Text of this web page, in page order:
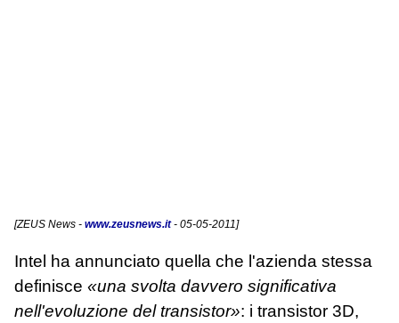
[ZEUS News - www.zeusnews.it- 05-05-2011]
Intel ha annunciato quella che l'azienda stessa
definisce «una svolta davvero significativa
nell'evoluzione del transistor»: i transistor 3D,